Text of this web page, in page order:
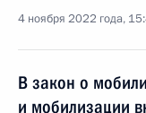
4 ноября 2022 года,
В закон о
и мобилизации